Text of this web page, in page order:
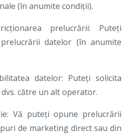
(în anumite condiții).
prelucrării: Puteți
datelor (în anumite
datelor: Puteți solicita
către un alt operator.
Vă puteți opune prelucrării
de marketing direct sau din